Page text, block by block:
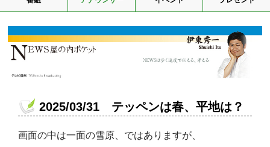
2025/03/31 テッペンは春、平地は？
画面の中は一面の雪原、ではありますが、